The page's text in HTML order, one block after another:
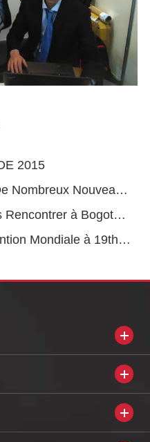
2015
Dispositifs à MILIPOL Paris 2015
à Bogota-Expodefensa 2015
INTERPOLITEX 2015 à Moscou